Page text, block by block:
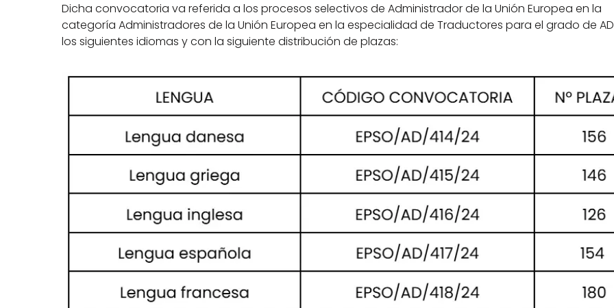
Dicha convocatoria va referida a los procesos selectivos de Administrador de la Unión Europea en la
categoría Administradores de la Unión Europea en la especialidad de Traductores para el grado de
los siguientes idiomas y con la siguiente distribución de plazas: